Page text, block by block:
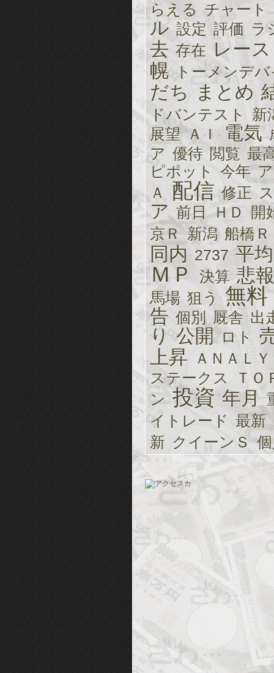
らえる チャート
ル 設定 評価 ラ
去 存在 レース
幌 トーメンデバ
だち まとめ
ドバンテスト
新
展望 ＡＩ 電気
ア 優待 閲覧 最
ピポット
今年
Ａ
配信 修正
ア 前日 ＨＤ
開
京Ｒ 新潟 船橋Ｒ
同内 2737 平均
ＭＰ 決算 悲報
馬場 狙う 無料
告 個別 厩舎 出
り 公開 ロト
上昇
ＡＮＡＬ
ステークス
ＴＯ
ン 投資 年月
イトレード 最新
新 クイーンＳ